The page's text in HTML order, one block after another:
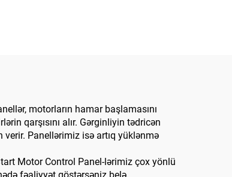
motorların hamar başlamasını
qarşısını alır. Gərginliyin tədricən
verir. Panellərimiz isə artıq yüklənmə
Motor Control Panel-lərimiz çox yönlü